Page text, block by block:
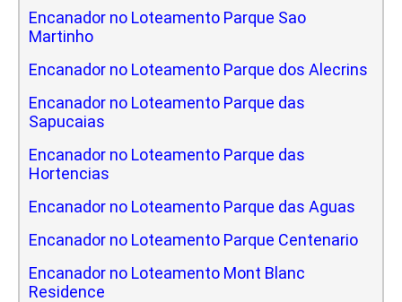
Encanador no Loteamento Parque Sao
Martinho
Encanador no Loteamento Parque dos Alecrins
Encanador no Loteamento Parque das
Sapucaias
Encanador no Loteamento Parque das
Hortencias
Encanador no Loteamento Parque das Aguas
Encanador no Loteamento Parque Centenario
Encanador no Loteamento Mont Blanc
Residence